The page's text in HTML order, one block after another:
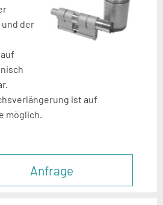
der
ist auf
möglich.
Anfrage